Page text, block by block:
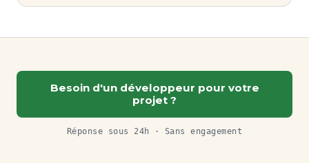
Besoin d'un développeur pour votre
projet ?
Réponse sous 24h · Sans engagement